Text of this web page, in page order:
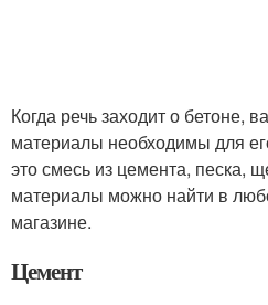
Когда речь заходит о бетоне,
материалы необходимы для
это смесь из цемента, песка,
материалы можно найти в
магазине.
Цемент